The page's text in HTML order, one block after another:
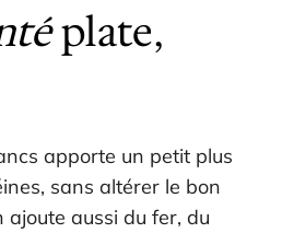
plate,
apporte un petit plus
sans altérer le bon
ajoute aussi du fer, du